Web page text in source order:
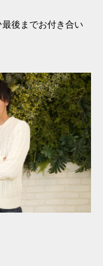
後までお付き合い